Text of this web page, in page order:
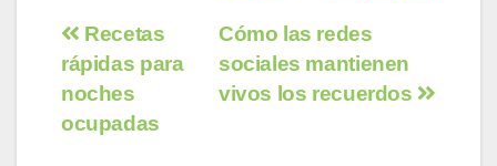
Navegación
de
entradas
Cómo las redes
sociales mantienen
vivos los recuerdos
Recetas
rápidas para
noches
ocupadas